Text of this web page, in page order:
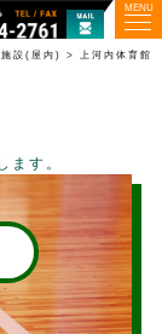
MENU
施設(屋内) > 上河内体育館
ます。